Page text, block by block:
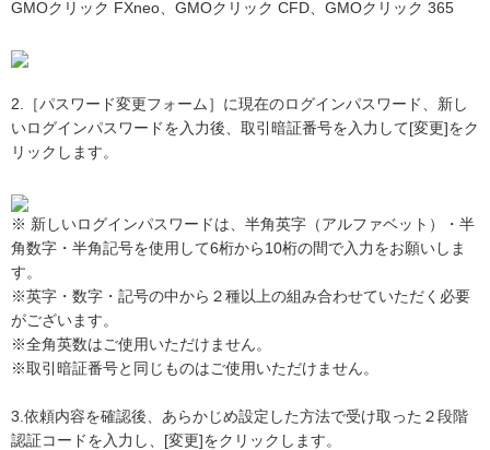
GMOクリック FXneo、GMOクリック CFD、GMOクリック 365
2.［パスワード変更フォーム］に現在のログインパスワード、新し
いログインパスワードを入力後、取引暗証番号を入力して[変更]をク
リックします。
※ 新しいログインパスワードは、半角英字（アルファベット）・半
角数字・半角記号を使用して6桁から10桁の間で入力をお願いしま
す。
※英字・数字・記号の中から２種以上の組み合わせていただく必要
がございます。
※全角英数はご使用いただけません。
※取引暗証番号と同じものはご使用いただけません。
3.依頼内容を確認後、あらかじめ設定した方法で受け取った２段階
認証コードを入力し、[変更]をクリックします。